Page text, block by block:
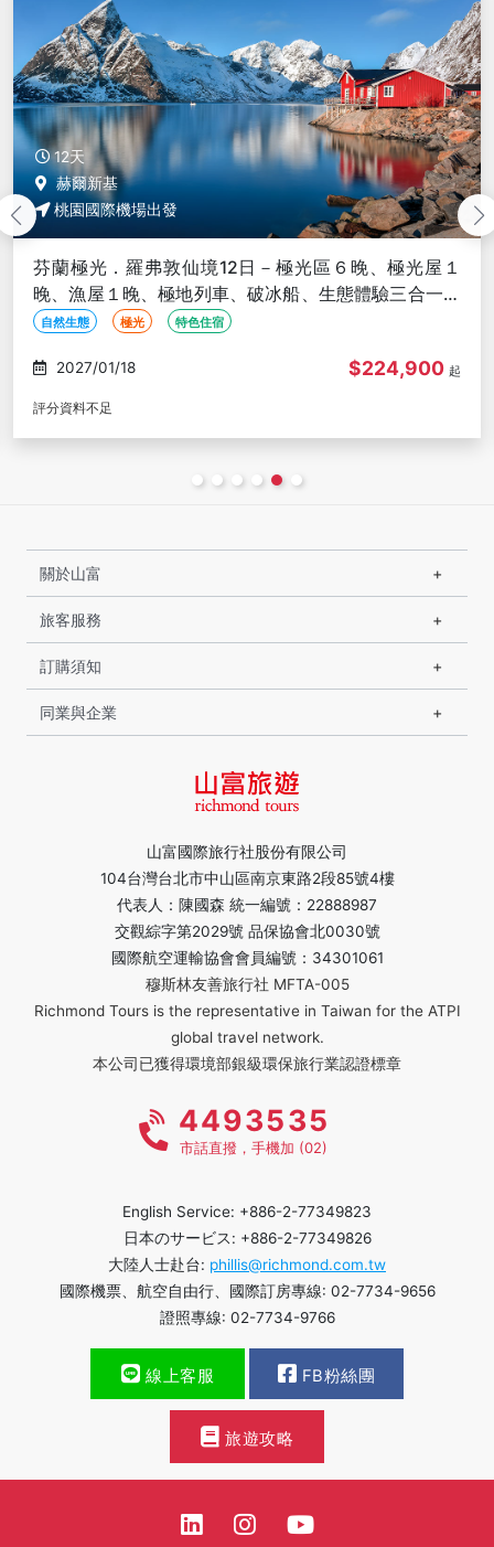
11天
挪威 奧斯陸
桃園國際機場出發
挪威哈維拉11日－早鳥優惠!羅弗敦群島三合一體驗、哈
維拉遊輪探險之旅【新北歐假期】
自然生態 線上旅展 水上活動
2027/01/20 $215,000 起
評分資料不足
山富國際旅行社股份有限公司
104台灣台北市中山區南京東路2段85號4樓
代表人：陳國森 統一編號：22888987
交觀綜字第2029號 品保協會北0030號
國際航空運輸協會會員編號：34301061
穆斯林友善旅行社 MFTA-005
Richmond Tours is the representative in Taiwan for the ATPI
global travel network.
本公司已獲得環境部銀級環保旅行業認證標章
關於山富
旅客服務
訂購須知
同業與企業
4493535
市話直撥，手機加 (02)
English Service: +886-2-77349823
日本のサービス: +886-2-77349826
大陸人士赴台: phillis@richmond.com.tw
國際機票、航空自由行、國際訂房專線: 02-7734-9656
證照專線: 02-7734-9766
線上客服 FB粉絲團
旅遊攻略